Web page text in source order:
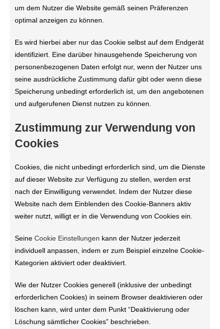
um dem Nutzer die Website gemäß seinen Präferenzen
optimal anzeigen zu können.
Es wird hierbei aber nur das Cookie selbst auf dem Endgerät
identifiziert. Eine darüber hinausgehende Speicherung von
personenbezogenen Daten erfolgt nur, wenn der Nutzer uns
seine ausdrückliche Zustimmung dafür gibt oder wenn diese
Speicherung unbedingt erforderlich ist, um den angebotenen
und aufgerufenen Dienst nutzen zu können.
Zustimmung zur Verwendung von
Cookies
Cookies, die nicht unbedingt erforderlich sind, um die Dienste
auf dieser Website zur Verfügung zu stellen, werden erst
nach der Einwilligung verwendet. Indem der Nutzer diese
Website nach dem Einblenden des Cookie-Banners aktiv
weiter nutzt, willigt er in die Verwendung von Cookies ein.
Seine Cookie Einstellungen kann der Nutzer jederzeit
individuell anpassen, indem er zum Beispiel einzelne Cookie-
Kategorien aktiviert oder deaktiviert.
Wie der Nutzer Cookies generell (inklusive der unbedingt
erforderlichen Cookies) in seinem Browser deaktivieren oder
löschen kann, wird unter dem Punkt “Deaktivierung oder
Löschung sämtlicher Cookies” beschrieben.